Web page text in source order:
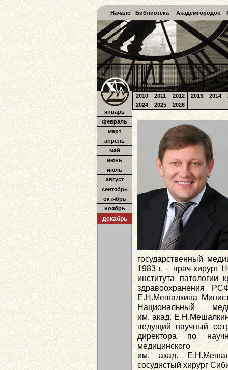
Начало Библиотека Академгородок
январь
февраль
март
апрель
май
июнь
июль
август
сентябрь
октябрь
ноябрь
декабрь
2010 2011 2012 2013 2014
2024
2025 2026
государственный
1983 г. – врач-хирург
института
здравоохранения
Е.Н.Мешалкина
Национальный
им. акад.
ведущий научный
директора по
медицинского
им. акад.
сосудистый хирург